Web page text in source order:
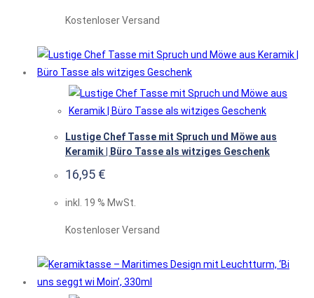
Kostenloser Versand
Lustige Chef Tasse mit Spruch und Möwe aus
Keramik | Büro Tasse als witziges Geschenk
16,95 €
inkl. 19 % MwSt.
Kostenloser Versand